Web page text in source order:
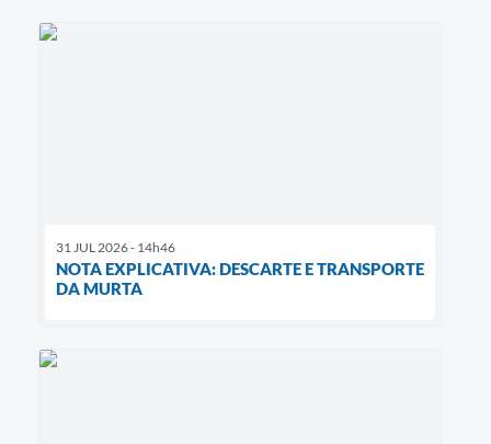
31 JUL 2026 - 14h46
NOTA EXPLICATIVA: DESCARTE E TRANSPORTE
DA MURTA